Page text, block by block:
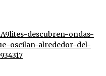
descubren-ondas-
oscilan-alrededor-del-